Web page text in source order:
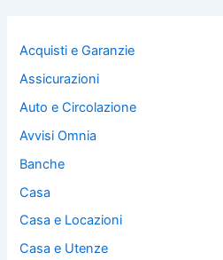
Acquisti e Garanzie
Assicurazioni
Auto e Circolazione
Avvisi Omnia
Banche
Casa
Casa e Locazioni
Casa e Utenze